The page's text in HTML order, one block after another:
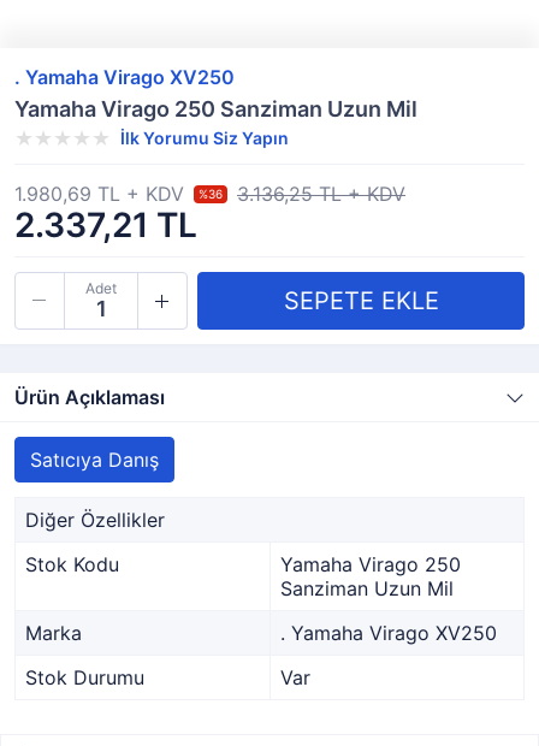
. Yamaha Virago XV250
Yamaha Virago 250 Sanziman Uzun Mil
İlk Yorumu Siz Yapın
2.337,21 TL
1.980,69 TL + KDV %36 3.136,25 TL + KDV
Adet
Ürün Açıklaması
Satıcıya Danış
Diğer Özellikler
Stok Kodu
Yamaha Virago 250
Sanziman Uzun Mil
Marka
. Yamaha Virago XV250
Stok Durumu
Var